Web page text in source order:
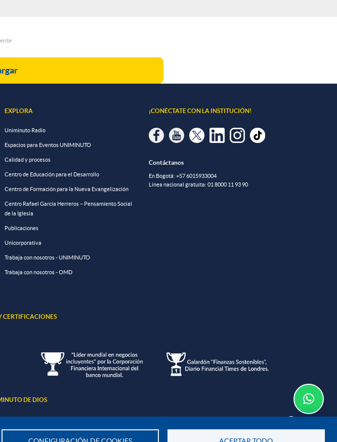
Te asesoramos
EXPLORA
Uniminuto Radio
Espacios para Eventos UNIMINUTO
Calidad y procesos
Centro de Educación para el Desarrollo
Centro de Formación para la Nueva Evangelización
Centro Rafael García Herreros – Pensamiento Social
de la Iglesia
Publicaciones
Unicorporativa
Trabaja con nosotros - UNIMINUTO
Trabaja con nosotros - OMD
¡CONÉCTATE CON LA INSTITUCIÓN!
Contáctanos
En Bogotá: +57 6015933004
Línea nacional gratuita: 01 8000 11 93 90
CERTIFICACIONES
DE DIOS